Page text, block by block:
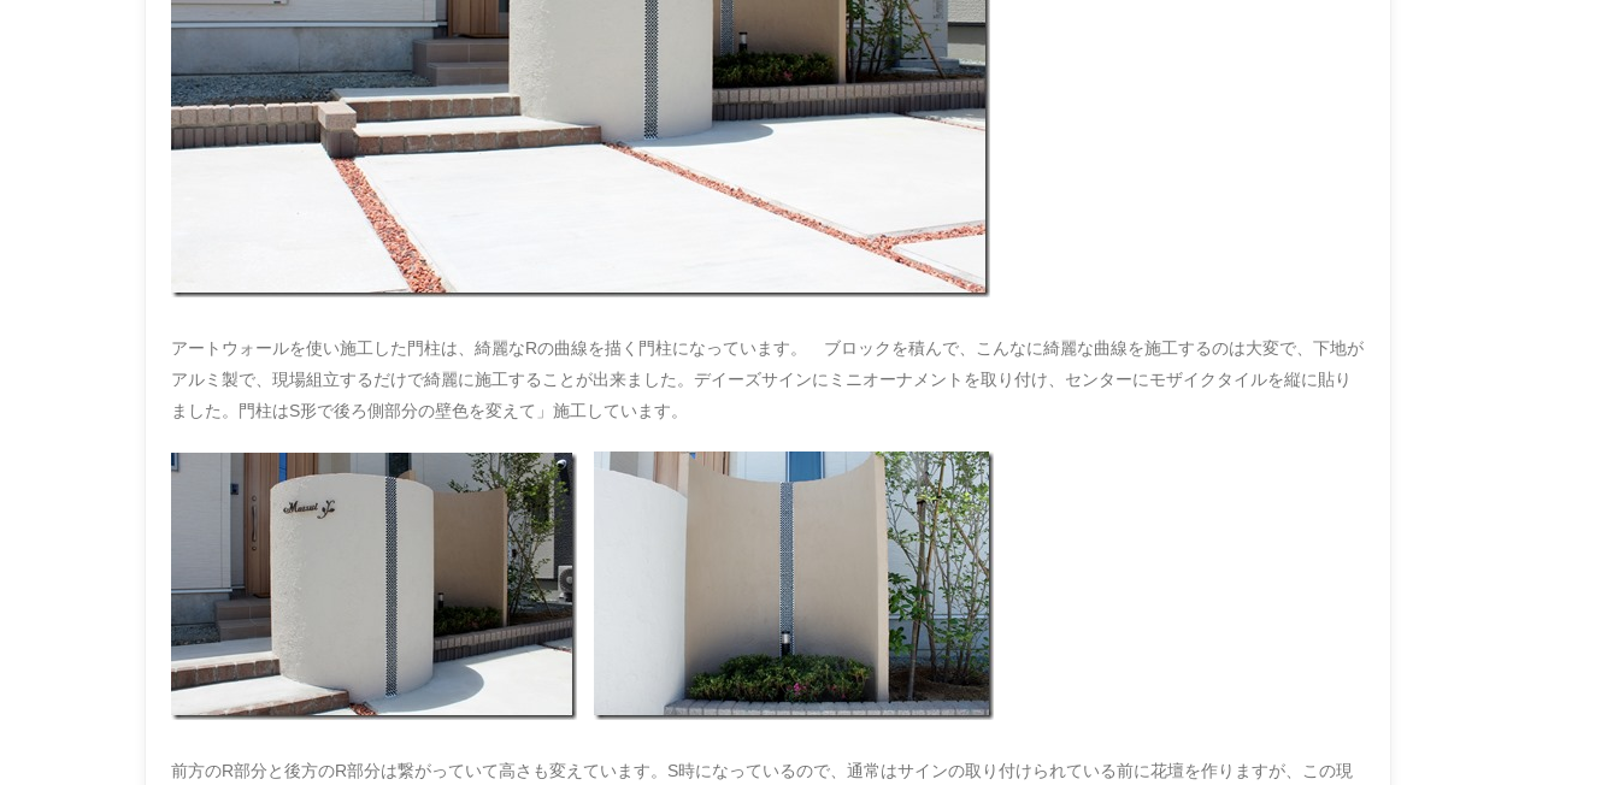
アートウォールを使い施工した門柱は、綺麗なRの曲線を描く門柱になっています。 ブロックを積んで、こんなに綺麗な曲線を施工するのは大変で、下地が
アルミ製で、現場組立するだけで綺麗に施工することが出来ました。デイーズサインにミニオーナメントを取り付け、センターにモザイクタイルを縦に貼り
ました。門柱はS形で後ろ側部分の壁色を変えて」施工しています。
前方のR部分と後方のR部分は繋がっていて高さも変えています。S時になっているので、通常はサインの取り付けられている前に花壇を作りますが、この現